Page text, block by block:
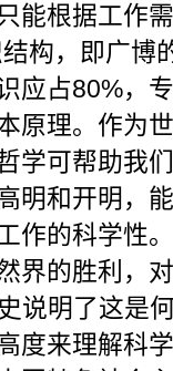
能根据工作
结构，即广
应占80%，
原理。作为
学可帮助我
明和开明，
作的科学性
界的胜利，
说明了这是
度来理解科